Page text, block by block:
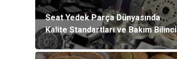
Seat Yedek Parça Dünyasında
Kalite Standartları ve Bakım Bilinci